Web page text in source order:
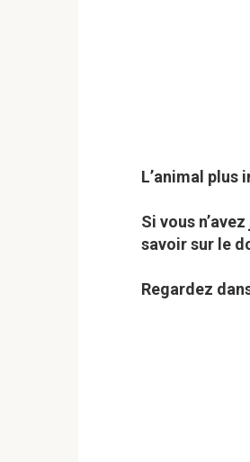
L’animal plus
Si vous
savoir sur le
Regardez